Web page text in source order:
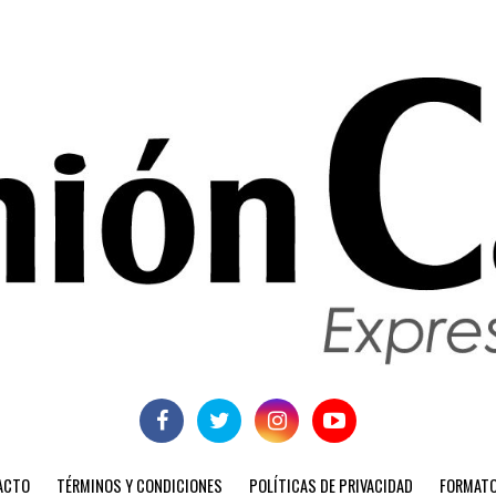
TÉRMINOS Y CONDICIONES POLÍTICAS DE PRIVACIDAD